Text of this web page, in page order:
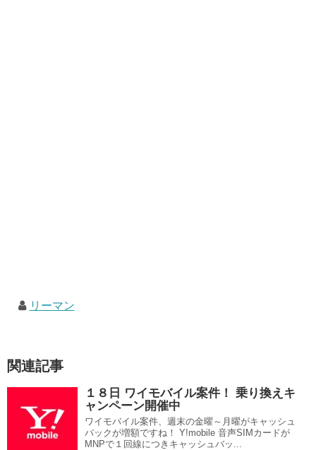
リーマン
関連記事
１８日 ワイモバイル案件！ 乗り換えキ
ャンペーン開催中
ワイモバイル案件、週末の金曜～月曜がキャッシュ
バックが増額ですね！ Y!mobile 音声SIMカードが
MNPで１回線につきキャッシュバッ...